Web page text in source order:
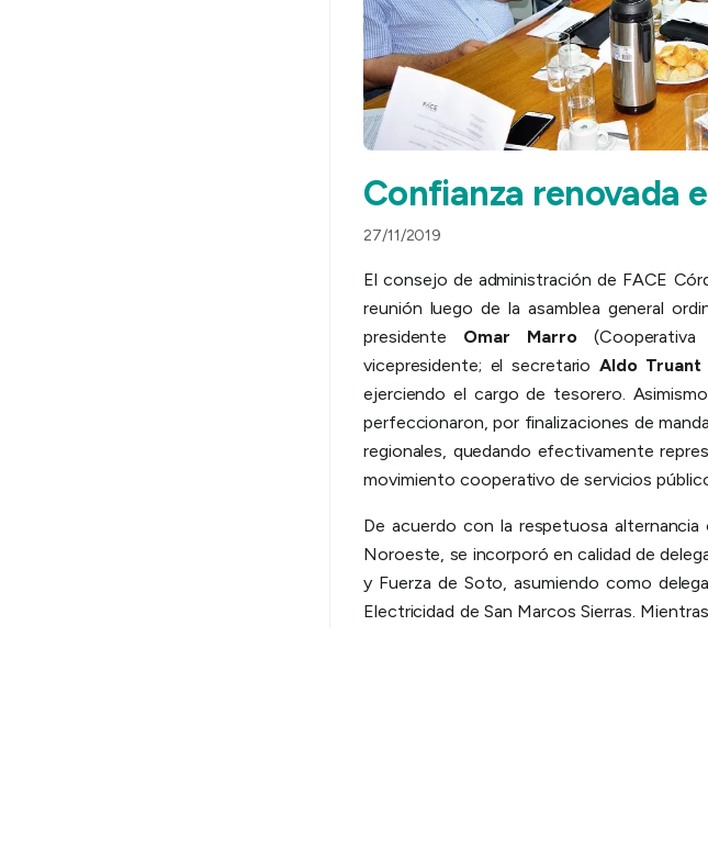
Confianza renovada
27/11/2019
El consejo de administración de FACE
reunión luego de la asamblea general
presidente Omar Marro
vicepresidente; el secretarioAldo Truant
ejerciendo el cargo de tesorero.
perfeccionaron, por finalizaciones de
regionales, quedando efectivamente
movimiento cooperativo de servicios
De acuerdo con la respetuosa
Noroeste, se incorporó en calidad de
y Fuerza de Soto, asumiendo como
Electricidad de San Marcos Sierras.